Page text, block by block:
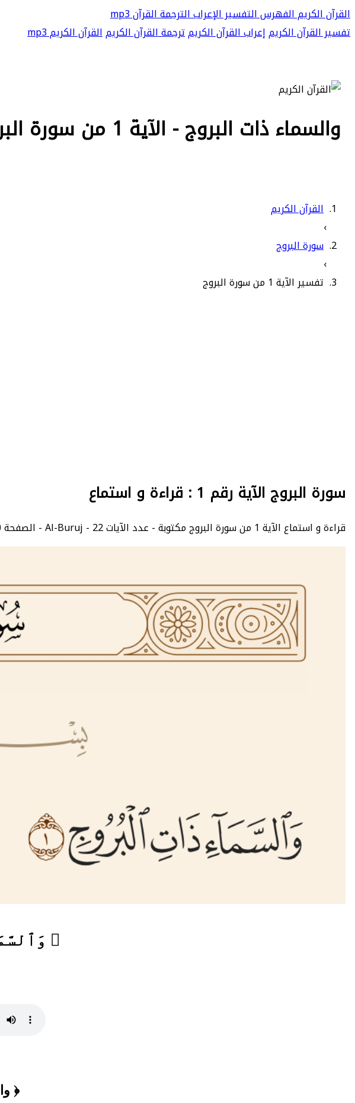
القرآن الكريمالفهرسالتفسيرالإعرابالترجمةالقرآن mp3
تفسير القرآن الكريمإعراب القرآن الكريمترجمة القرآن الكريمالقرآن الكريم mp3
والسماء ذات البروج - الآية 1 من سورة البروج
القرآن الكريم
›
سورة البروج
›
تفسير الآية 1 من سورة البروج
سورة البروج الآية رقم 1 : قراءة و استماع
قراءة و استماع الآية 1 من سورة البروج مكتوبة - عدد الآيات 22 - Al-Buruj - الصفحة 590 - الجزء 30.
﴿
﴿